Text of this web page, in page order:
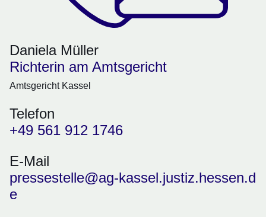
Daniela Müller
Richterin am Amtsgericht
Amtsgericht Kassel
Telefon
+49 561 912 1746
E-Mail
pressestelle@ag-kassel.justiz.hessen.d
e